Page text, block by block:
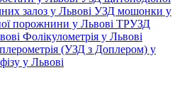
залоз у Львові УЗД мошонки у
порожнини у Львові ТРУЗД
Фолікулометрія у Львові
(УЗД з Доплером) у
у Львові